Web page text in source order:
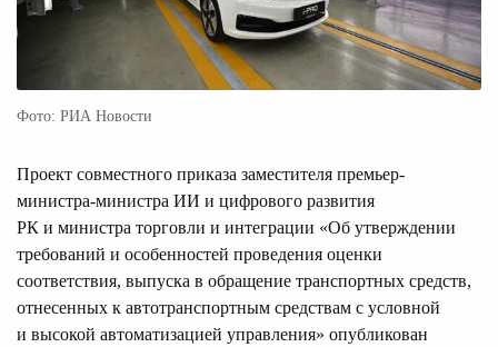
Фото: РИА Новости
Проект совместного приказа заместителя премьер-
министра-министра ИИ и цифрового развития
РК и министра торговли и интеграции «Об утверждении
требований и особенностей проведения оценки
соответствия, выпуска в обращение транспортных средств,
отнесенных к автотранспортным средствам с условной
и высокой автоматизацией управления» опубликован